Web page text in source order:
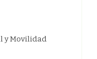
y Movilidad